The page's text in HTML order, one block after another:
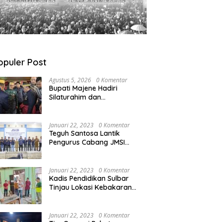
Post
Agustus 5, 2026 0 Komentar
Bupati Majene Hadiri
Silaturahim dan
Polewali Mandar
Januari 22, 2023 0 Komentar
Teguh Santosa Lantik
Pengurus Cabang JMSI
Januari 22, 2023 0 Komentar
Kadis Pendidikan Sulbar
Tinjau Lokasi Kebakaran
Januari 22, 2023 0 Komentar